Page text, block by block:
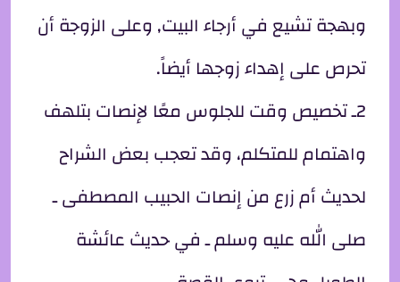
وبهجة تشيع في أرجاء البيت, وعلى الزوجة أن
تحرص على إهداء زوجها أيضاً.
2ـ تخصيص وقت للجلوس معًا لإنصات بتلهف
واهتمام للمتكلم، وقد تعجب بعض الشراح
لحديث أم زرع من إنصات الحبيب المصطفى ـ
صلى الله عليه وسلم ـ في حديث عائشة